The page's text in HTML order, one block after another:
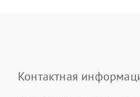
Контактная